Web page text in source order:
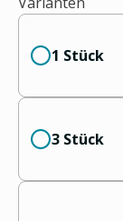
1 Stück
3 Stück